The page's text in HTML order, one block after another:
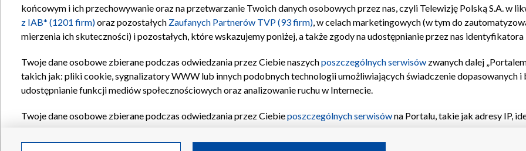
końcowym i ich przechowywanie oraz na przetwarzanie Twoich danych osobowych przez nas, czyli Telewizję Polską S.A. w
z IAB* (1201 firm)oraz pozostałych Zaufanych Partnerów TVP (93 firm), w celach marketingowych (w tym do
mierzenia ich skuteczności) i pozostałych, które wskazujemy poniżej, a także zgody na udostępnianie przez nas
Twoje dane osobowe zbierane podczas odwiedzania przez Ciebie naszychposzczególnych serwisów zwanych dalej
takich jak: pliki cookie, sygnalizatory WWW lub innych podobnych technologii umożliwiających świadczenie dopasowanych i
udostępnianie funkcji mediów społecznościowych oraz analizowanie ruchu w Internecie.
Twoje dane osobowe zbierane podczas odwiedzania przez Ciebieposzczególnych serwisówna Portalu, takie jak adresy IP,
Partnerów TVPdla realizacji następujących celów i funkcji: przechowywania informacji na urządzeniu lub dostęp do nich,